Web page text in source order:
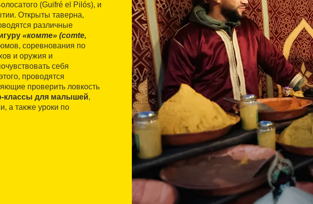
(Guifré el Pilós), и
Открыты таверна,
различные
«комте» (comte,
соревнования по
и оружия и
себя
проводятся
проверить ловкость
классы для малышей,
а также уроки по